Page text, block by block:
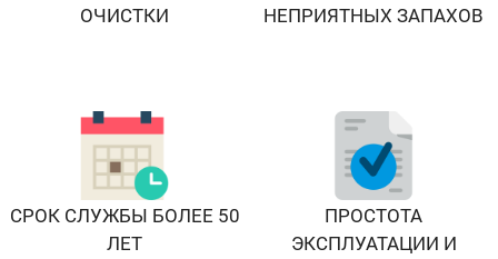
ОЧИСТКИ
НЕПРИЯТНЫХ ЗАПАХОВ
СРОК СЛУЖБЫ БОЛЕЕ 50
ЛЕТ
ПРОСТОТА
ЭКСПЛУАТАЦИИ И